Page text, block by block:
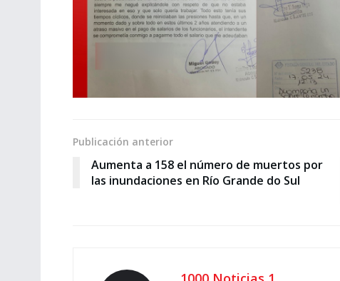
Publicación anterior
Aumenta a 158 el número de muertos por
las inundaciones en Río Grande do Sul